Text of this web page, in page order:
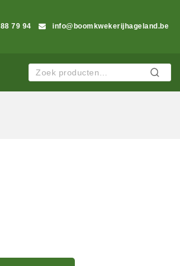
79 94 info@boomkwekerijhageland.be
Zoeken